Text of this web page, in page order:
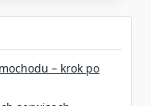
– krok po